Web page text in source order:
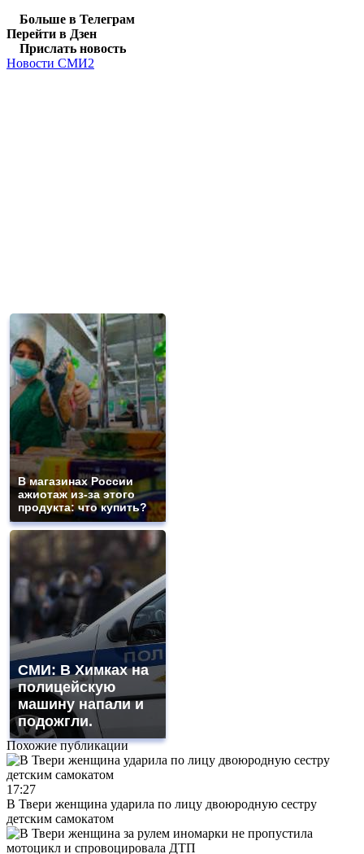
Больше в Телеграм
Перейти в Дзен
Прислать новость
Новости СМИ2
В магазинах России
ажиотаж из-за этого
продукта: что купить?
СМИ: В Химках на
полицейскую
машину напали и
подожгли.
Похожие публикации
17:27
В Твери женщина ударила по лицу двоюродную сестру
детским самокатом